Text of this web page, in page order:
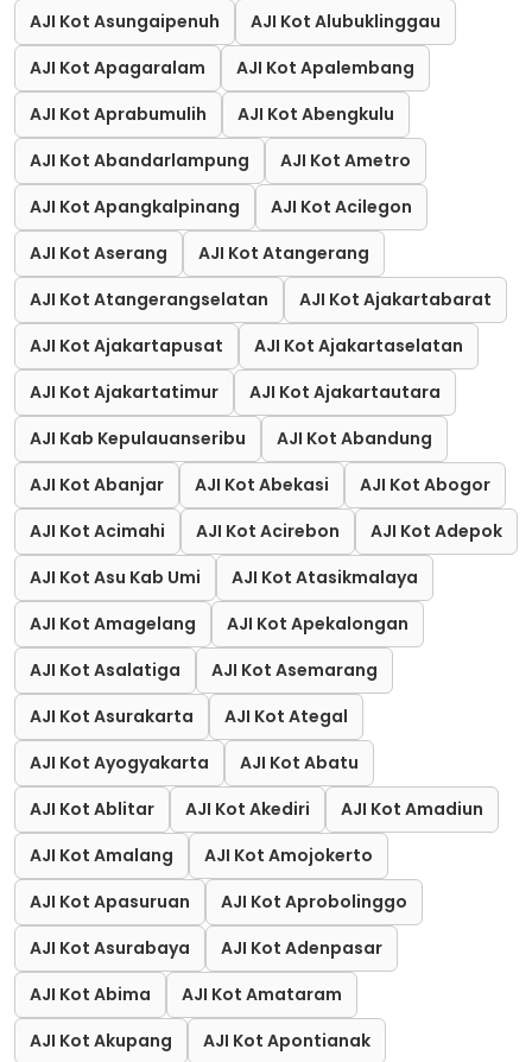
AJI Kot Asungaipenuh
AJI Kot Alubuklinggau
AJI Kot Apagaralam
AJI Kot Apalembang
AJI Kot Aprabumulih
AJI Kot Abengkulu
AJI Kot Abandarlampung
AJI Kot Ametro
AJI Kot Apangkalpinang
AJI Kot Acilegon
AJI Kot Aserang
AJI Kot Atangerang
AJI Kot Atangerangselatan
AJI Kot Ajakartabarat
AJI Kot Ajakartapusat
AJI Kot Ajakartaselatan
AJI Kot Ajakartatimur
AJI Kot Ajakartautara
AJI Kab Kepulauanseribu
AJI Kot Abandung
AJI Kot Abanjar
AJI Kot Abekasi
AJI Kot Abogor
AJI Kot Acimahi
AJI Kot Acirebon
AJI Kot Adepok
AJI Kot Asu Kab Umi
AJI Kot Atasikmalaya
AJI Kot Amagelang
AJI Kot Apekalongan
AJI Kot Asalatiga
AJI Kot Asemarang
AJI Kot Asurakarta
AJI Kot Ategal
AJI Kot Ayogyakarta
AJI Kot Abatu
AJI Kot Ablitar
AJI Kot Akediri
AJI Kot Amadiun
AJI Kot Amalang
AJI Kot Amojokerto
AJI Kot Apasuruan
AJI Kot Aprobolinggo
AJI Kot Asurabaya
AJI Kot Adenpasar
AJI Kot Abima
AJI Kot Amataram
AJI Kot Akupang
AJI Kot Apontianak